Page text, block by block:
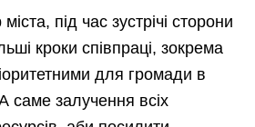
під час зустрічі сторони
кроки співпраці, зокрема
для громади в
саме залучення всіх